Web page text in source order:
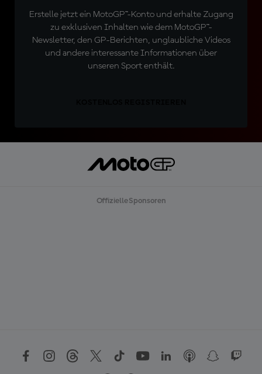
Erstelle jetzt ein MotoGP™-Konto und erhalte Zugang
zu exklusiven Inhalten wie dem MotoGP™-
Newsletter, den GP-Berichten, unglaubliche Videos
und andere interessante Informationen über
unseren Sport enthält.
Offizielle Sponsoren